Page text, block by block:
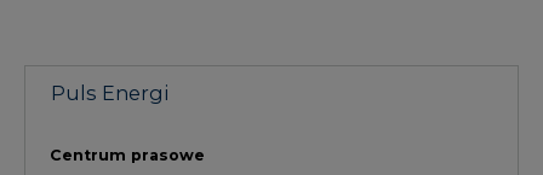
1PGE szuka pracowników, zobacz nowe